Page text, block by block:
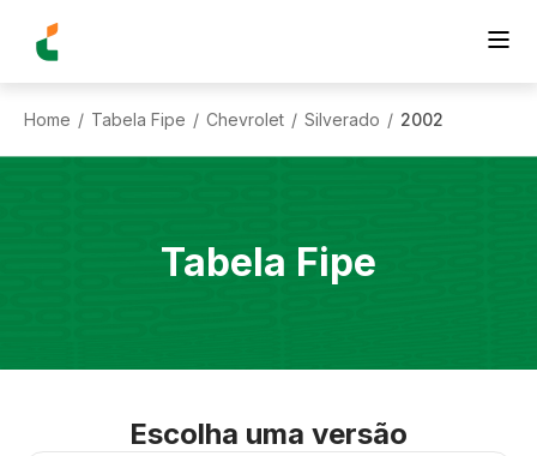
Home / Tabela Fipe / Chevrolet / Silverado / 2002
Tabela Fipe
Escolha uma versão